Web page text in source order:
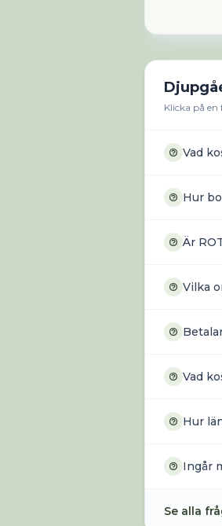
Klicka på
Vad
Hur
Är
Vilka
Vad
Hur
Ingår
Se alla